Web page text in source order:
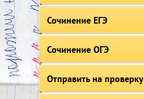
Сочинение ЕГЭ
Сочинение ОГЭ
Отправить на проверку